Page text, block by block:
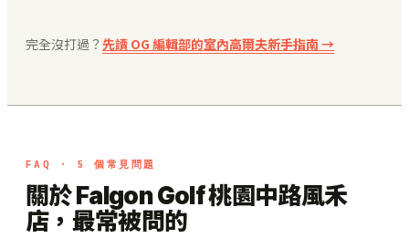
完全沒打過？ 先讀 OG 編輯部的室內高爾夫新手指南 →
FAQ · 5 個常見問題
關於 Falgon Golf 桃園中路風禾
店，最常被問的